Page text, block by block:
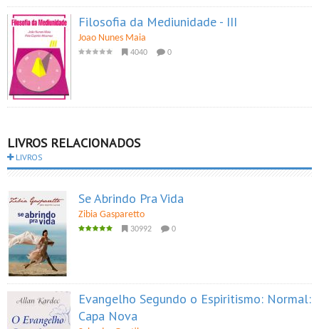
Filosofia da Mediunidade - III
Joao Nunes Maia
4040 0
LIVROS RELACIONADOS
LIVROS
Se Abrindo Pra Vida
Zibia Gasparetto
30992 0
Evangelho Segundo o Espiritismo: Normal:
Capa Nova